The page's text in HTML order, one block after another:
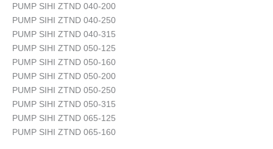
PUMP SIHI ZTND 040-200
PUMP SIHI ZTND 040-250
PUMP SIHI ZTND 040-315
PUMP SIHI ZTND 050-125
PUMP SIHI ZTND 050-160
PUMP SIHI ZTND 050-200
PUMP SIHI ZTND 050-250
PUMP SIHI ZTND 050-315
PUMP SIHI ZTND 065-125
PUMP SIHI ZTND 065-160